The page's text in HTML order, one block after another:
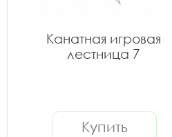
Канатная игровая
лестница 7
Купить